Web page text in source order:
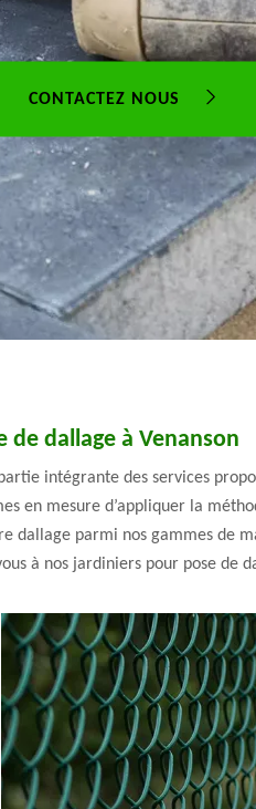
CONTACTEZ NOUS
dallage à Venanson
intégrante des services
en mesure d’appliquer la
dallage parmi nos gammes de
à nos jardiniers pour pose de